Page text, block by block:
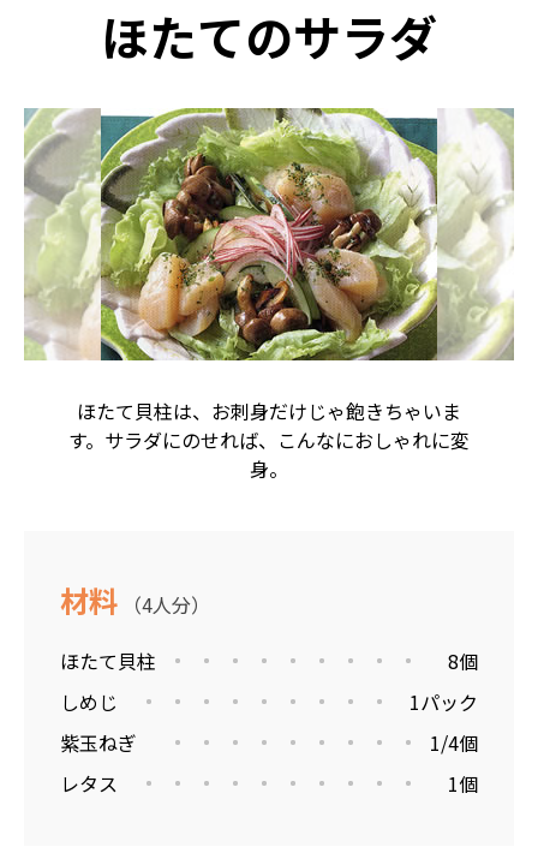
ほたてのサラダ
ほたて貝柱は、お刺身だけじゃ飽きちゃいま
す。サラダにのせれば、こんなにおしゃれに変
身。
材料 （4人分）
ほたて貝柱
8個
しめじ
1パック
紫玉ねぎ
1/4個
レタス
1個